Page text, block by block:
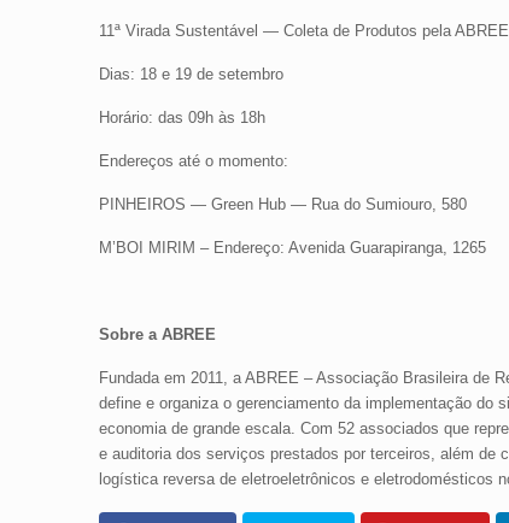
11ª Virada Sustentável — Coleta de Produtos pela ABREE
Dias: 18 e 19 de setembro
Horário: das 09h às 18h
Endereços até o momento:
PINHEIROS — Green Hub — Rua do Sumiouro, 580
M’BOI MIRIM – Endereço: Avenida Guarapiranga, 1265
Sobre a ABREE
Fundada em 2011, a ABREE – Associação Brasileira de
define e organiza o gerenciamento da implementação do
economia de grande escala. Com 52 associados que
e auditoria dos serviços prestados por terceiros, além de
logística reversa de eletroeletrônicos e eletrodomésticos